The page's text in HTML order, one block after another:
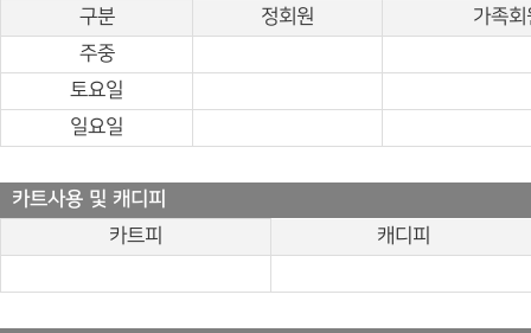
구분
정회원
가족회
주중
토요일
일요일
카트사용 및 캐디피
카트피
캐디피